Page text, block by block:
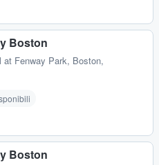
Boston
at Fenway Park, Boston,
Boston